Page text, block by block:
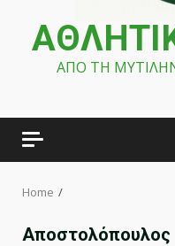
ΑΠΟ ΤΗ
Home
Αποστολόπουλος